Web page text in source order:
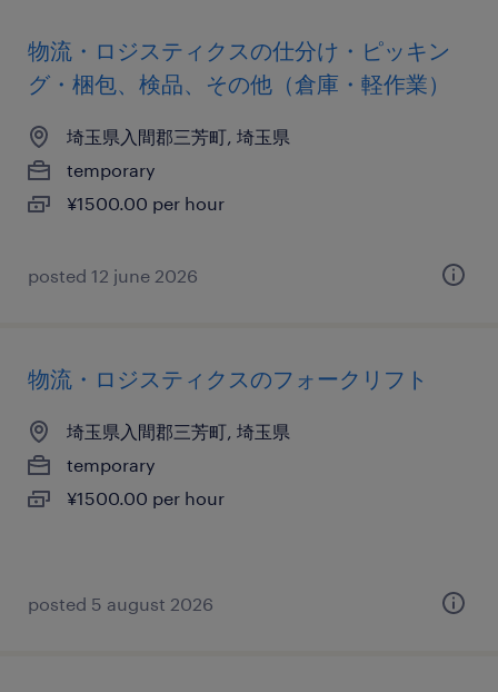
物流・ロジスティクスの仕分け・ピッキン
グ・梱包、検品、その他（倉庫・軽作業）
埼玉県入間郡三芳町, 埼玉県
temporary
¥1500.00 per hour
posted 12 june 2026
物流・ロジスティクスのフォークリフト
埼玉県入間郡三芳町, 埼玉県
temporary
¥1500.00 per hour
posted 5 august 2026